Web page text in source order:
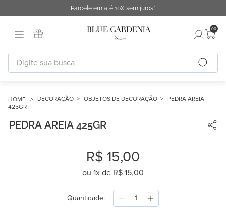
Parcele em até 10X sem juros*
00
Digite sua busca
DECORAÇÃO OBJETOS DE DECORAÇÃO
PEDRA AREIA
425GR
PEDRA AREIA 425GR
R$ 15,00
ou 1x de R$ 15,00
Quantidade
1º
fronha
4
capa duvet
5º
urban
7º
chinelo